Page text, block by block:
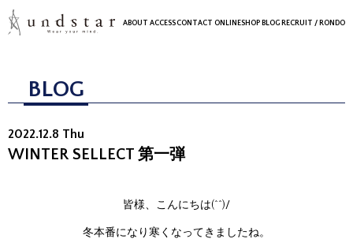
ABOUT ACCESSCONTACT ONLINESHOP BLOG RECRUIT / RONDO
BLOG
2022.12.8 Thu
WINTER SELLECT 第一弾
皆様、こんにちは(^^)/
冬本番になり寒くなってきましたね。